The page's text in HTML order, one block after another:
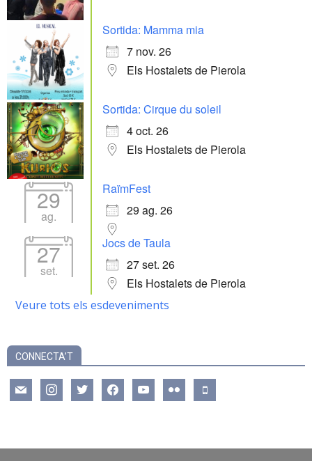
Sortida: Mamma mia
7 nov. 26
Els Hostalets de Pierola
Sortida: Cirque du soleil
4 oct. 26
Els Hostalets de Pierola
29
ag.
RaïmFest
29 ag. 26
27
set.
Jocs de Taula
27 set. 26
Els Hostalets de Pierola
Veure tots els esdeveniments
CONNECTA’T
mail instagramtwitter facebookyoutube flickr mobile